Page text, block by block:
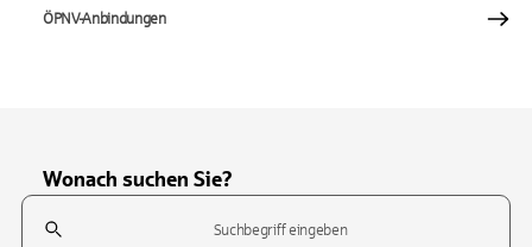
ÖPNV-Anbindungen
Wonach suchen Sie?
Suchfeld